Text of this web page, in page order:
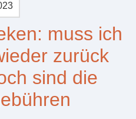
muss ich
zurück
sind die